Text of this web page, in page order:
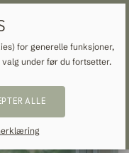
for generelle funksjoner,
under før du fortsetter.
ALLE